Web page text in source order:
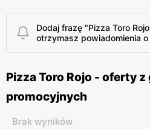
Dodaj frazę "Pizza Toro
otrzymasz powiadomienia
Pizza Toro Rojo - oferty z
promocyjnych
Brak wyników